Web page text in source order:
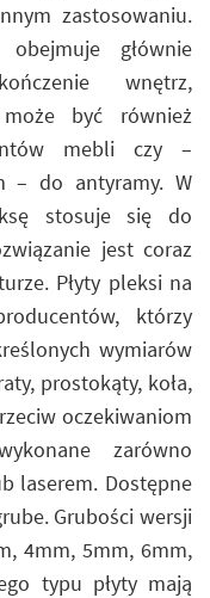
zastosowaniu.
głównie
wnętrz,
być również
mebli czy –
– do antyramy. W
stosuje się do
jest coraz
Płyty pleksi na
którzy
wymiarów
prostokąty, koła,
oczekiwaniom
zarówno
laserem. Dostępne
Grubości wersji
4mm, 5mm, 6mm,
typu płyty mają